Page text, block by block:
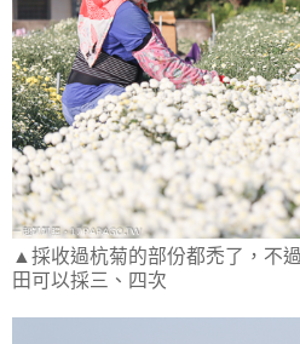
▲採收過杭菊的部份都禿了，不
田可以採三、四次